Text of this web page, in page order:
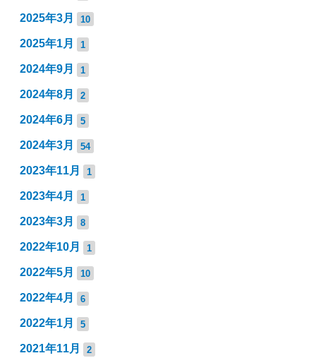
2025年3月 10
2025年1月 1
2024年9月 1
2024年8月 2
2024年6月 5
2024年3月 54
2023年11月 1
2023年4月 1
2023年3月 8
2022年10月 1
2022年5月 10
2022年4月 6
2022年1月 5
2021年11月 2